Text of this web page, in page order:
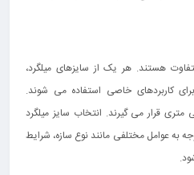
هستند. هر یک از سایزهای میلگرد،
کاربردهای خاصی استفاده می‌ شوند.
میلگرد در بازه 8 تا 32 میلی متری قرار می گیرند. انتخاب سایز میلگرد
به عوامل مختلفی مانند نوع سازه، شرایط